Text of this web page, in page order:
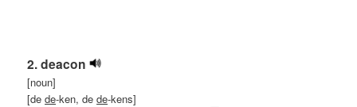
2. deacon
[noun]
[dede-ken, dede-kens]